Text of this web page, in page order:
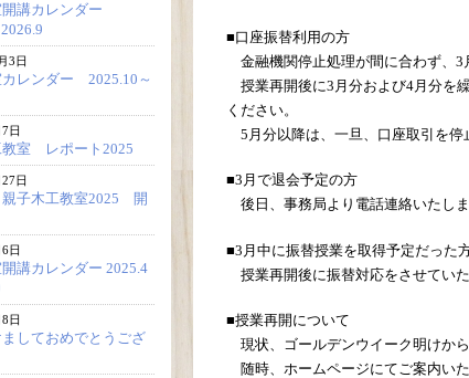
■口座振替利用の方
金融機関停止処理が間に合わず、3
授業再開後に3月分および4月分を
ください。
5月分以降は、一旦、口座取引を停
■3月で退会予定の方
後日、事務局より電話連絡いたし
■3月中に振替授業を取得予定だった
授業再開後に振替対応をさせていた
■授業再開について
現状、ゴールデンウイーク明けか
随時、ホームページにてご案内い
開講カレンダー
3日
レンダー 2025.10～
日
教室 レポート2025
日
子木工教室2025 開
日
講カレンダー 2025.4
日
しておめでとうござ